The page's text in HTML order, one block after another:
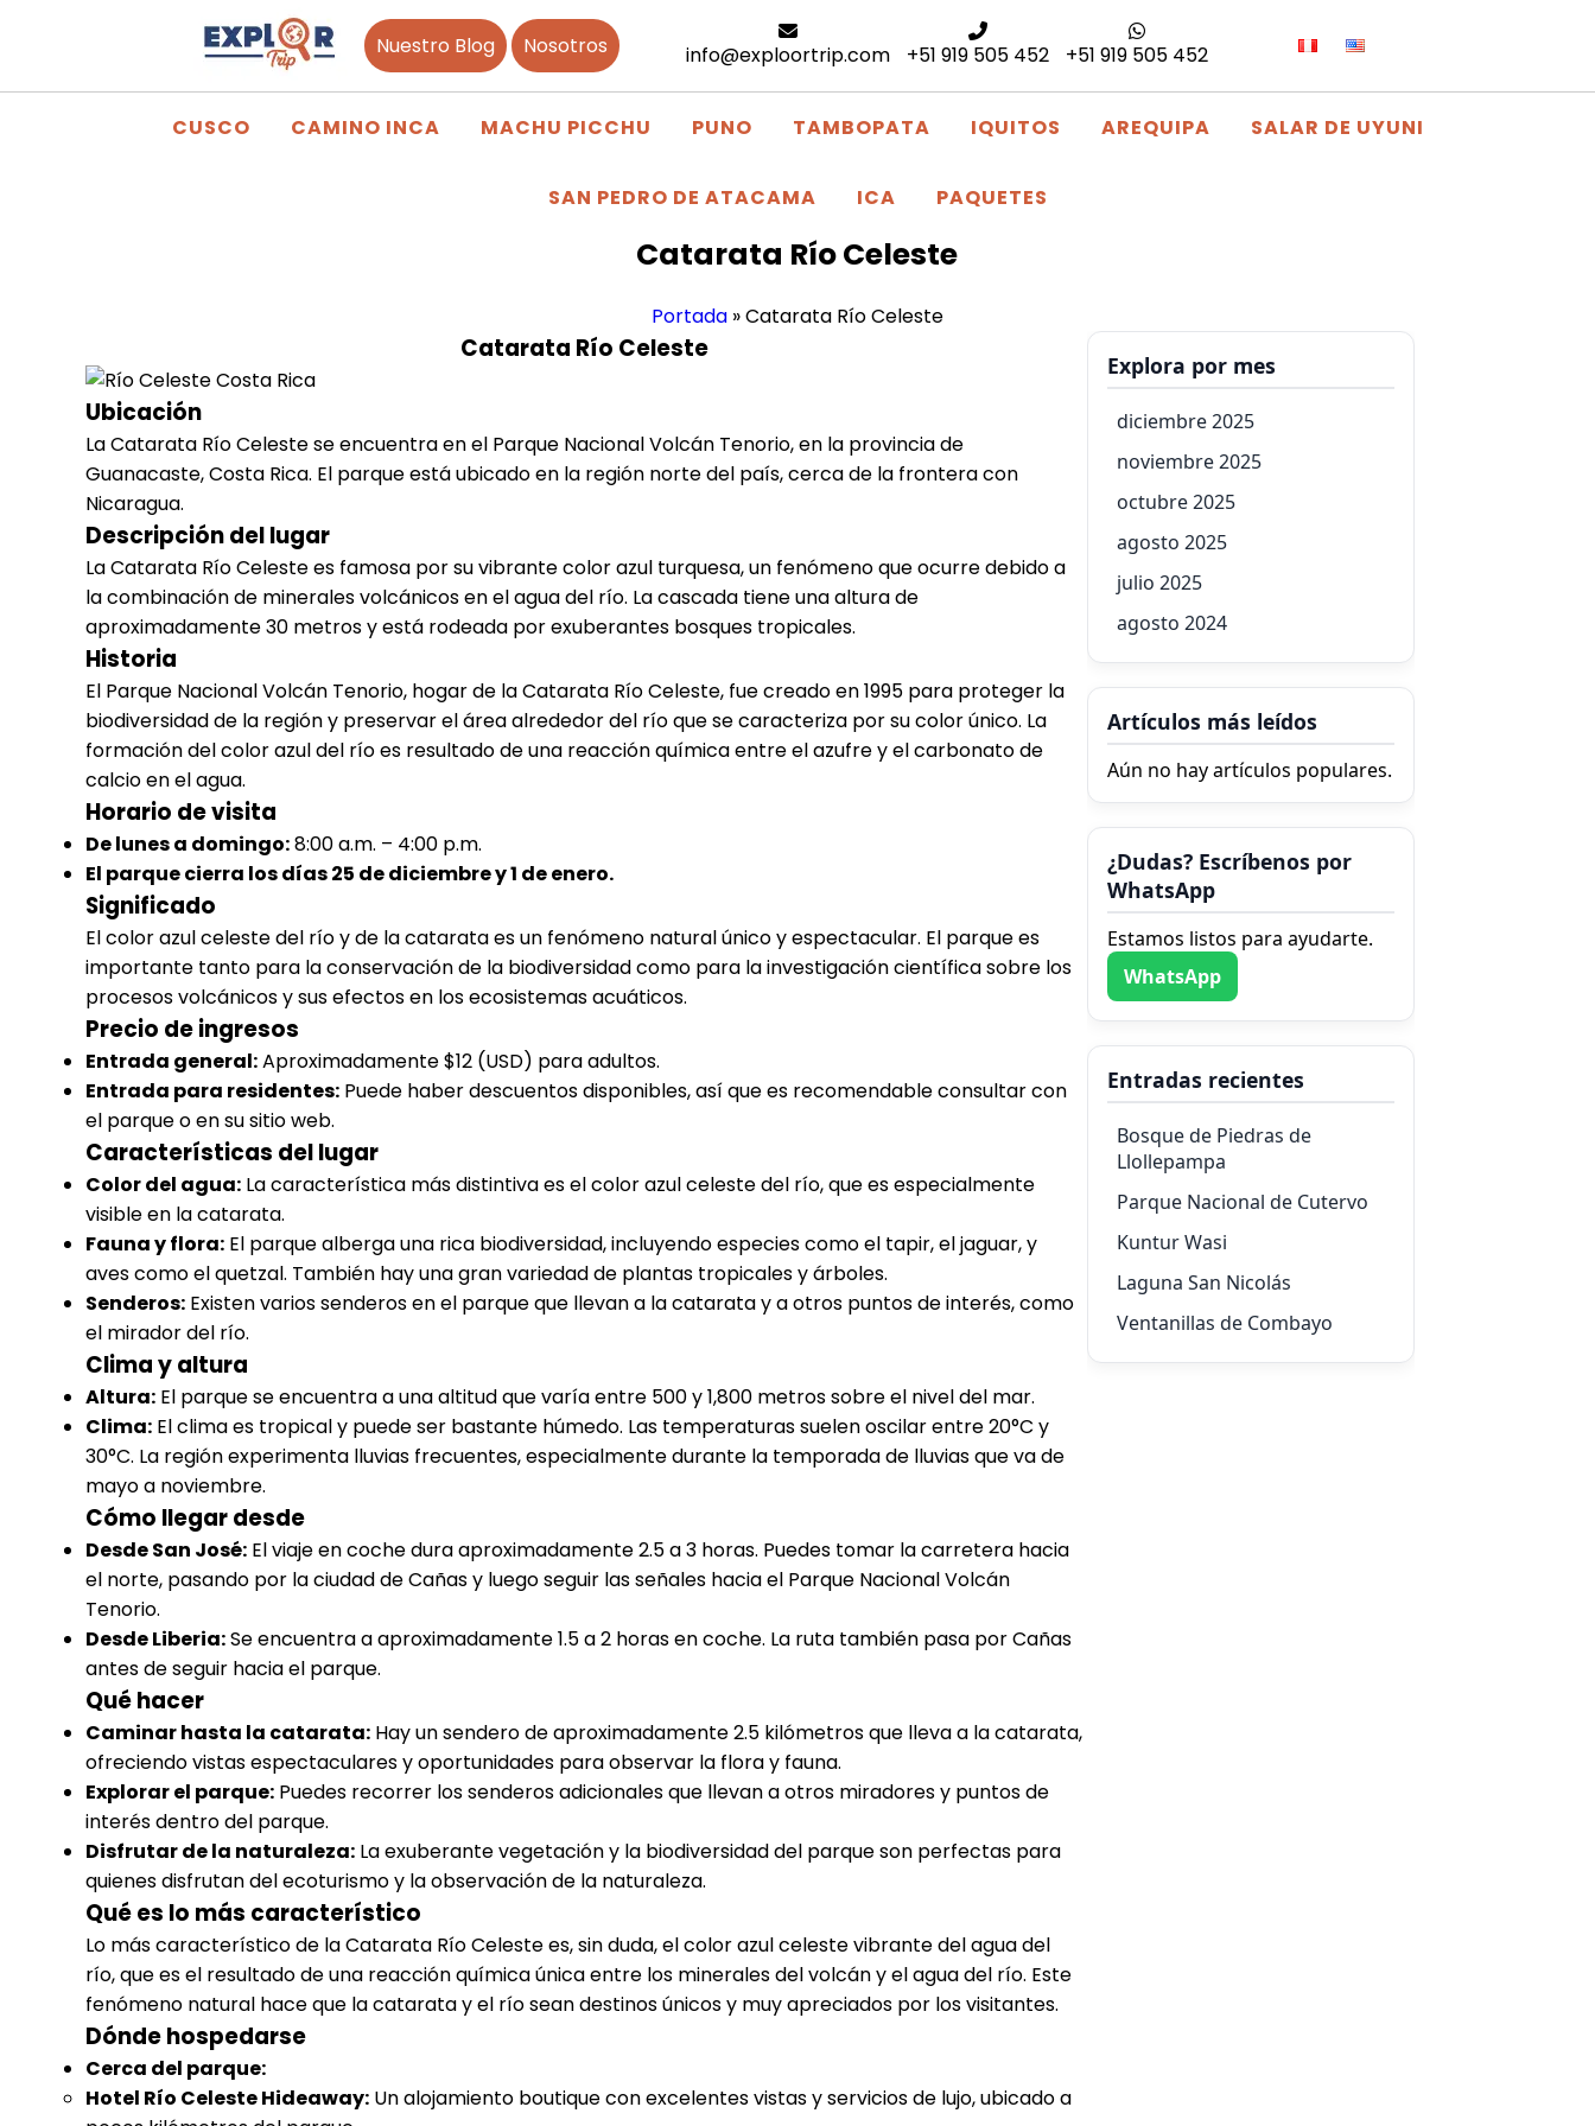
Nuestro Blog Nosotros info@exploortrip.com +51 919 505 452 +51 919 505 452
CUSCO CAMINO INCA MACHU PICCHU PUNO TAMBOPATA IQUITOS AREQUIPA SALAR DE UYUNI
SAN PEDRO DE ATACAMA ICA PAQUETES
Catarata Río Celeste
Portada »Catarata Río Celeste
Catarata Río Celeste
Ubicación
La Catarata Río Celeste se encuentra en el Parque Nacional Volcán Tenorio, en la provincia de
Guanacaste, Costa Rica. El parque está ubicado en la región norte del país, cerca de la frontera con
Nicaragua.
Descripción del lugar
La Catarata Río Celeste es famosa por su vibrante color azul turquesa, un fenómeno que ocurre debido a
la combinación de minerales volcánicos en el agua del río. La cascada tiene una altura de
aproximadamente 30 metros y está rodeada por exuberantes bosques tropicales.
Historia
El Parque Nacional Volcán Tenorio, hogar de la Catarata Río Celeste, fue creado en 1995 para proteger la
biodiversidad de la región y preservar el área alrededor del río que se caracteriza por su color único. La
formación del color azul del río es resultado de una reacción química entre el azufre y el carbonato de
calcio en el agua.
Horario de visita
De lunes a domingo:8:00 a.m. – 4:00 p.m.
El parque cierra los días 25 de diciembre y 1 de enero.
Significado
El color azul celeste del río y de la catarata es un fenómeno natural único y espectacular. El parque es
importante tanto para la conservación de la biodiversidad como para la investigación científica sobre los
procesos volcánicos y sus efectos en los ecosistemas acuáticos.
Precio de ingresos
Entrada general:Aproximadamente $12 (USD) para adultos.
Entrada para residentes: Puede haber descuentos disponibles, así que es recomendable consultar con
el parque o en su sitio web.
Características del lugar
Color del agua: La característica más distintiva es el color azul celeste del río, que es especialmente
visible en la catarata.
Fauna y flora: El parque alberga una rica biodiversidad, incluyendo especies como el tapir, el jaguar, y
aves como el quetzal. También hay una gran variedad de plantas tropicales y árboles.
Senderos: Existen varios senderos en el parque que llevan a la catarata y a otros puntos de interés, como
el mirador del río.
Clima y altura
Altura: El parque se encuentra a una altitud que varía entre 500 y 1,800 metros sobre el nivel del mar.
Clima: El clima es tropical y puede ser bastante húmedo. Las temperaturas suelen oscilar entre 20°C y
30°C. La región experimenta lluvias frecuentes, especialmente durante la temporada de lluvias que va de
mayo a noviembre.
Cómo llegar desde
Desde San José: El viaje en coche dura aproximadamente 2.5 a 3 horas. Puedes tomar la carretera hacia
el norte, pasando por la ciudad de Cañas y luego seguir las señales hacia el Parque Nacional Volcán
Tenorio.
Desde Liberia:Se encuentra a aproximadamente 1.5 a 2 horas en coche. La ruta también pasa por Cañas
antes de seguir hacia el parque.
Qué hacer
Caminar hasta la catarata: Hay un sendero de aproximadamente 2.5 kilómetros que lleva a la catarata,
ofreciendo vistas espectaculares y oportunidades para observar la flora y fauna.
Explorar el parque: Puedes recorrer los senderos adicionales que llevan a otros miradores y puntos de
interés dentro del parque.
Disfrutar de la naturaleza: La exuberante vegetación y la biodiversidad del parque son perfectas para
quienes disfrutan del ecoturismo y la observación de la naturaleza.
Qué es lo más característico
Lo más característico de la Catarata Río Celeste es, sin duda, el color azul celeste vibrante del agua del
río, que es el resultado de una reacción química única entre los minerales del volcán y el agua del río. Este
fenómeno natural hace que la catarata y el río sean destinos únicos y muy apreciados por los visitantes.
Dónde hospedarse
Cerca del parque:
Hotel Río Celeste Hideaway: Un alojamiento boutique con excelentes vistas y servicios de lujo, ubicado a
Explora por mes
diciembre 2025
noviembre 2025
octubre 2025
agosto 2025
julio 2025
agosto 2024
Artículos más leídos
Aún no hay artículos populares.
¿Dudas? Escríbenos por
WhatsApp
Estamos listos para ayudarte.
WhatsApp
Entradas recientes
Bosque de Piedras de
Llollepampa
Parque Nacional de Cutervo
Kuntur Wasi
Laguna San Nicolás
Ventanillas de Combayo